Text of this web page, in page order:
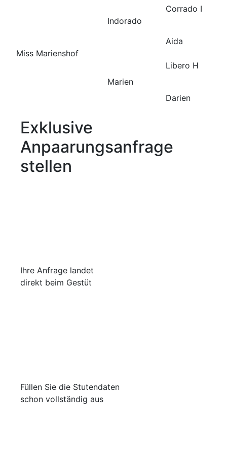
Miss Marienshof
Indorado
Corrado I
Aida
Marien
Libero H
Darien
Exklusive
Anpaarungsanfrage
stellen
Ihre Anfrage landet
direkt beim Gestüt
Füllen Sie die Stutendaten
schon vollständig aus